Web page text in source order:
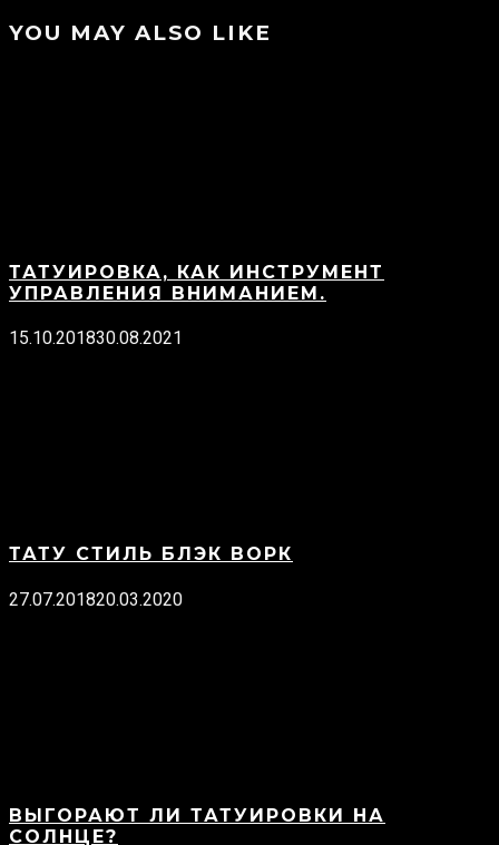
YOU MAY ALSO LIKE
ТАТУИРОВКА, КАК ИНСТРУМЕНТ
УПРАВЛЕНИЯ ВНИМАНИЕМ.
15.10.201830.08.2021
ТАТУ СТИЛЬ БЛЭК ВОРК
27.07.201820.03.2020
ВЫГОРАЮТ ЛИ ТАТУИРОВКИ НА
СОЛНЦЕ?